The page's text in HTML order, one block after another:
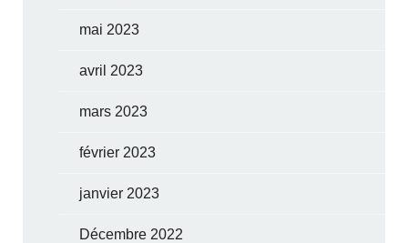
mai 2023
avril 2023
mars 2023
février 2023
janvier 2023
Décembre 2022